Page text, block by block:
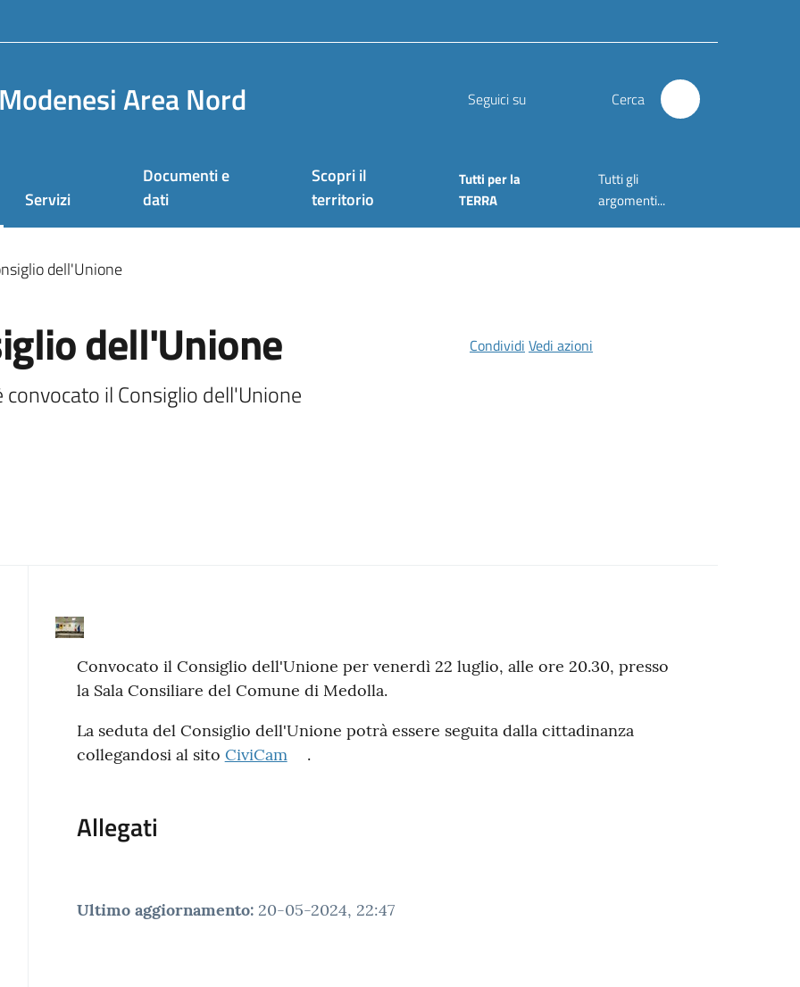
Area Nord Seguici su Cerca
Servizi
Documenti e
dati
Scopri il
territorio
Tutti per la
TERRA
Tutti gli
argomenti...
dell'Unione
dell'Unione
il Consiglio dell'Unione
Condividi Vedi azioni
Contenuto
Convocato il Consiglio dell'Unione per venerdì 22 luglio, alle ore 20.30, presso
la Sala Consiliare del Comune di Medolla.
La seduta del Consiglio dell'Unione potrà essere seguita dalla cittadinanza
collegandosi al sito CiviCam .
Allegati
Ultimo aggiornamento: 20-05-2024, 22:47